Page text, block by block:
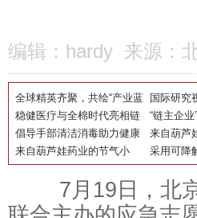
编辑：hardy 来源：
全球精英齐聚，共绘“产业蓝
海·新智康养·药膳出海”新蓝
图
国际研究
从细胞代
重潜力
稳健医疗与全棉时代亮相链
博会 李建全：打造健康生
活“共赢链”
“链主企
时代亮相
棉为核心
倡导手部清洁消毒助力健康
生活 稳健医疗发起“55护手
节”
来自葫芦
TIPS之
做冬至养
来自葫芦娃药业的节气小
TIPS之——立冬过后，建议
把自己“藏”起来
采用可降
术，稳健
上市
7月19日，北京